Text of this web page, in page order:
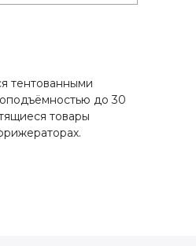
тентованными
до 30
товары